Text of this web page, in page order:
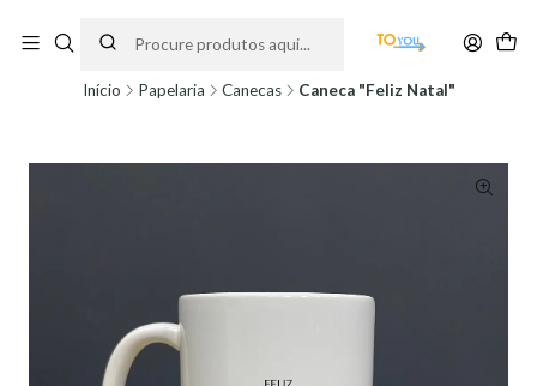
partir do dia 11 de Agosto, às 10H.
Início Papelaria Canecas Caneca "Feliz Natal"